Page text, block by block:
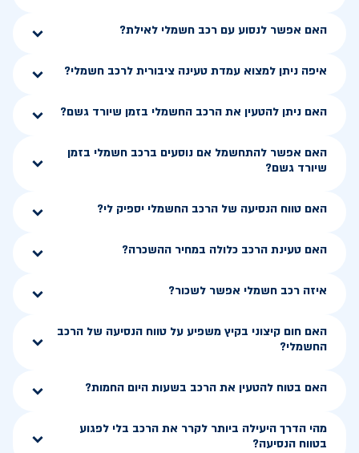
האם אפשר לנסוע עם רכב חשמלי לאילת?
איפה ניתן למצוא עמדת טעינה ציבורית לרכב חשמלי?
האם ניתן להטעין את הרכב החשמלי בזמן שיורד גשם?
האם אפשר להתחשמל אם נוסעים ברכב חשמלי בזמן
שיורד גשם?
האם טווח הנסיעה של הרכב החשמלי יספיק לי?
האם טעינת הרכב כלולה במחיר ההשכרה?
איזה רכב חשמלי אפשר לשכור?
האם חום קיצוני בקיץ משפיע על טווח הנסיעה של הרכב
החשמלי?
האם בטוח להטעין את הרכב בשעות היום החמות?
מהי הדרך היעילה ביותר לקרר את הרכב בלי לפגוע
בטווח הנסיעה?